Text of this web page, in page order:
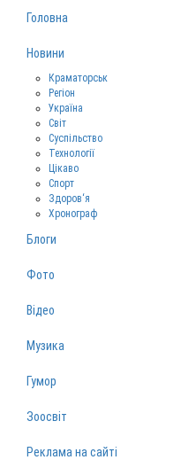
Головна
Новини
Краматорськ
Регіон
Україна
Світ
Суспільство
Технології
Цікаво
Спорт
Здоров‘я
Хронограф
Блоги
Фото
Відео
Музика
Гумор
Зоосвіт
Реклама на сайті